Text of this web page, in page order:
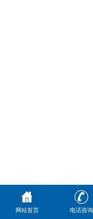
网站首页 电话咨询